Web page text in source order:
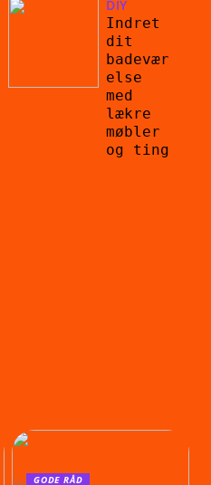
DIY
Indret
dit
badevær
else
med
lækre
møbler
og ting
GODE RÅD